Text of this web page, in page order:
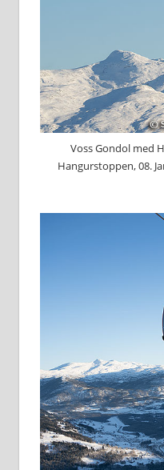
Voss Gondol med
Hangurstoppen, 08.